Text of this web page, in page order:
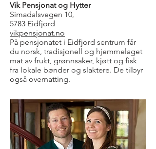
Vik Pensjonat og Hytter
Simadalsvegen 10,
5783 Eidfjord
vikpensjonat.no
På pensjonatet i Eidfjord sentrum får
du norsk, tradisjonell og hjemmelaget
mat av frukt, grønnsaker, kjøtt og fisk
fra lokale bønder og slaktere. De tilbyr
også overnatting.